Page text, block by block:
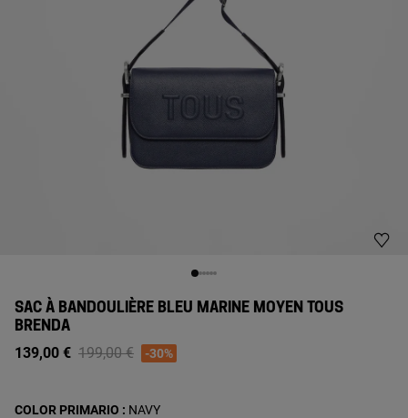
SAC À BANDOULIÈRE BLEU MARINE MOYEN TOUS
BRENDA
139,00 € Price reduced from
199,00 €to-30%
COLOR PRIMARIO : NAVY